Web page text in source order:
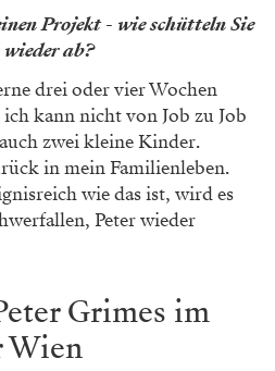
Projekt - wie schütteln Sie
ab?
drei oder vier Wochen
kann nicht von Job zu Job
zwei kleine Kinder.
in mein Familienleben.
wie das ist, wird es
Peter wieder
Grimes im
Wien